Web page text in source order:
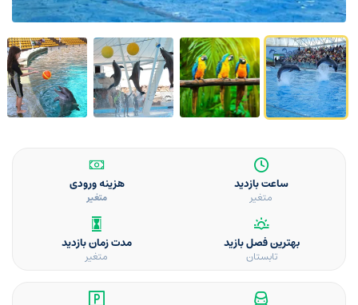
ساعت بازدید
متغیر
هزینه ورودی
متغیر
بهترین فصل بازید
تابستان
مدت زمان بازدید
متغیر